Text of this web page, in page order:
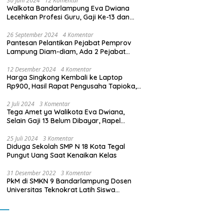
Walkota Bandarlampung Eva Dwiana
Lecehkan Profesi Guru, Gaji Ke-13 dan
26 September 2024 4 Komentar
Pantesan Pelantikan Pejabat Pemprov
Lampung Diam-diam, Ada 2 Pejabat
12 Desember 2024 4 Komentar
Harga Singkong Kembali ke Laptop
Rp900, Hasil Rapat Pengusaha Tapioka,
Lampung
2 Juli 2024 3 Komentar
Tega Amet ya Walikota Eva Dwiana,
Selain Gaji 13 Belum Dibayar, Rapel
Dibayar
25 Juli 2024 3 Komentar
Diduga Sekolah SMP N 18 Kota Tegal
Pungut Uang Saat Kenaikan Kelas
31 Desember 2022 3 Komentar
PkM di SMKN 9 Bandarlampung Dosen
Universitas Teknokrat Latih Siswa